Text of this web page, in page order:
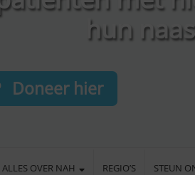
hun
Doneer hier
ALLES OVER NAH REGIO’S STEUN